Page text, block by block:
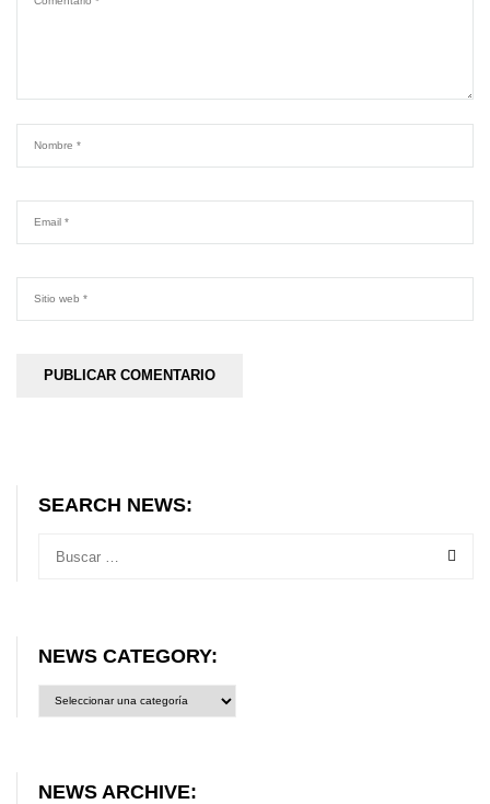
SEARCH NEWS:
NEWS CATEGORY:
category:
NEWS ARCHIVE: